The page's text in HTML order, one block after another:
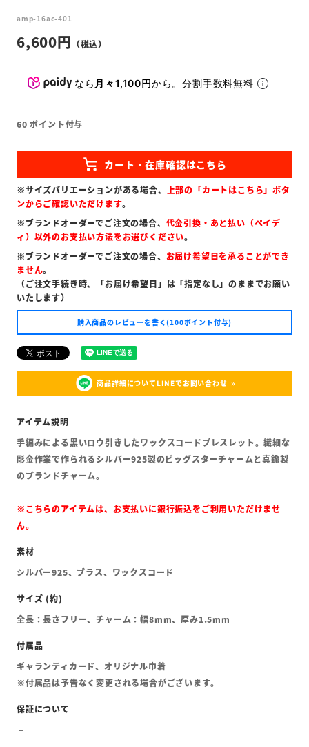
amp-16ac-401
6,600
なら 月々1,100円から。分割手数料無料
60 ポイント付与
※サイズバリエーションがある場合、 上部の「カートはこちら」ボタ
ンからご確認いただけます。
※ブランドオーダーでご注文の場合、 代金引換・あと払い（ペイデ
ィ）以外のお支払い方法をお選びください。
※ブランドオーダーでご注文の場合、 お届け希望日を承ることができ
ません。
（ご注文手続き時、「お届け希望日」は「指定なし」のままでお願い
いたします）
購入商品のレビューを書く(100ポイント付与)
商品詳細についてLINEでお問い合わせ
手編みによる黒いロウ引きしたワックスコードブレスレット。繊細な
彫金作業で作られるシルバー925製のビッグスターチャームと真鍮製
のブランドチャーム。
※こちらのアイテムは、お支払いに銀行振込をご利用いただけませ
ん。
シルバー925、ブラス、ワックスコード
全長：長さフリー、チャーム：幅8mm、厚み1.5mm
ギャランティカード、オリジナル巾着
※付属品は予告なく変更される場合がございます。